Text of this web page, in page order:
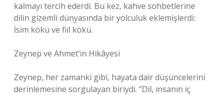
kalmayı tercih ederdi. Bu kez, kahve sohbetlerine
dilin gizemli dünyasında bir yolculuk eklemişlerdi:
İsim kökü ve fiil kökü.
Zeynep ve Ahmet’in Hikâyesi
Zeynep, her zamanki gibi, hayata dair düşüncelerini
derinlemesine sorgulayan biriydi. “Dil, insanın iç